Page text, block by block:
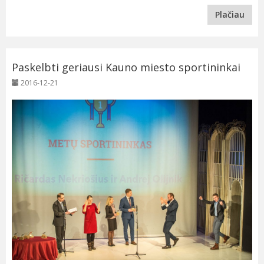
Plačiau
Paskelbti geriausi Kauno miesto sportininkai
2016-12-21